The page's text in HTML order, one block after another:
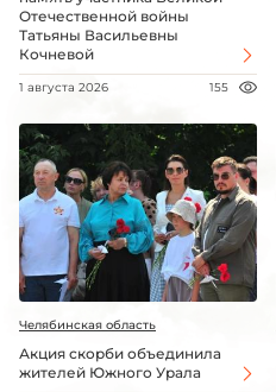
Отечественной войны
Татьяны Васильевны
Кочневой
1 августа 2026 155
Челябинская область
Акция скорби объединила
жителей Южного Урала